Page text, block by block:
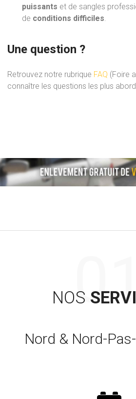
puissants et de sangles
de conditions difficiles
Une question ?
Retrouvez notre rubrique FAQ (Foire
connaître les questions les plus
NOS
Nord & Nord-